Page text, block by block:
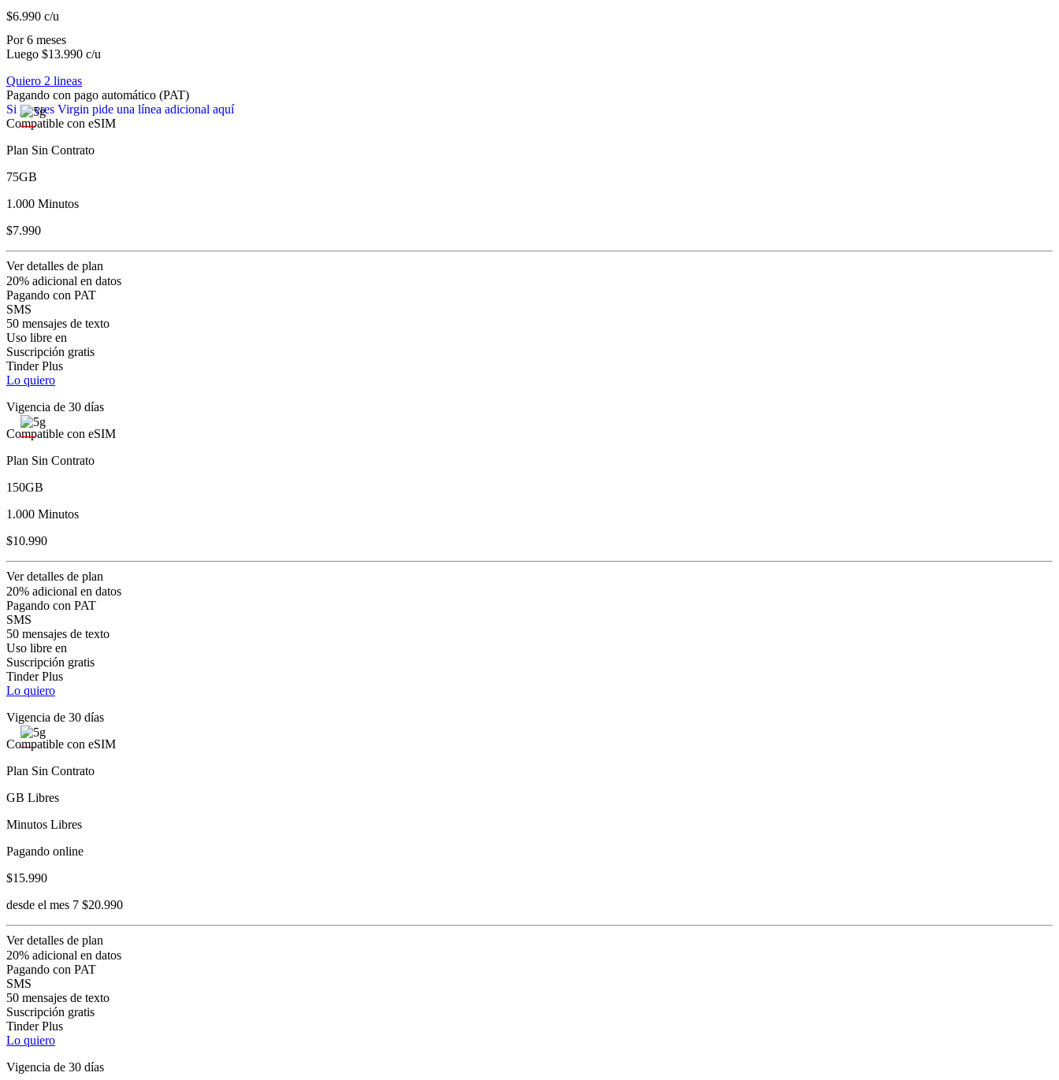
$6.990 c/u
Por 6 meses
Luego $13.990 c/u
Quiero 2 lineas
Pagando con pago automático (PAT)
Si ya eres Virgin pide una línea adicional aquí
Compatible con eSIM
Plan Sin Contrato
75GB
1.000 Minutos
$7.990
Ver detalles de plan
20% adicional en datos
Pagando con PAT
SMS
50 mensajes de texto
Uso libre en
Suscripción gratis
Tinder Plus
Lo quiero
Vigencia de 30 días
Compatible con eSIM
Plan Sin Contrato
150GB
1.000 Minutos
$10.990
Ver detalles de plan
20% adicional en datos
Pagando con PAT
SMS
50 mensajes de texto
Uso libre en
Suscripción gratis
Tinder Plus
Lo quiero
Vigencia de 30 días
Compatible con eSIM
Plan Sin Contrato
GB Libres
Minutos Libres
Pagando online
$15.990
desde el mes 7 $20.990
Ver detalles de plan
20% adicional en datos
Pagando con PAT
SMS
50 mensajes de texto
Suscripción gratis
Tinder Plus
Lo quiero
Vigencia de 30 días